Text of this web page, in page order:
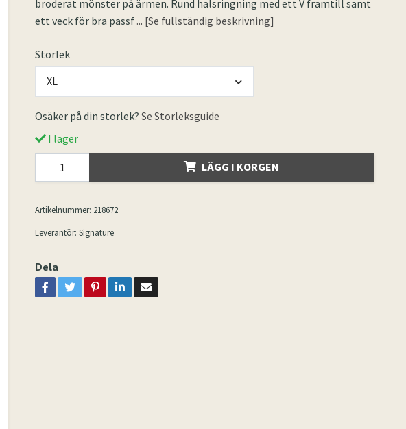
broderat mönster på ärmen. Rund halsringning med ett V framtill samt
ett veck för bra passf ... [Se fullständig beskrivning]
Storlek
XL
Osäker på din storlek? Se Storleksguide
I lager
LÄGG I KORGEN
Artikelnummer: 218672
Leverantör: Signature
Dela